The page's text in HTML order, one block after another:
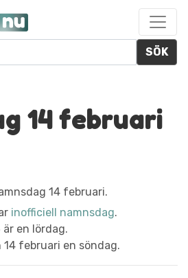
SÖK
14 februari
14 februari.
inofficiell namnsdag.
en lördag.
14 februari en söndag.